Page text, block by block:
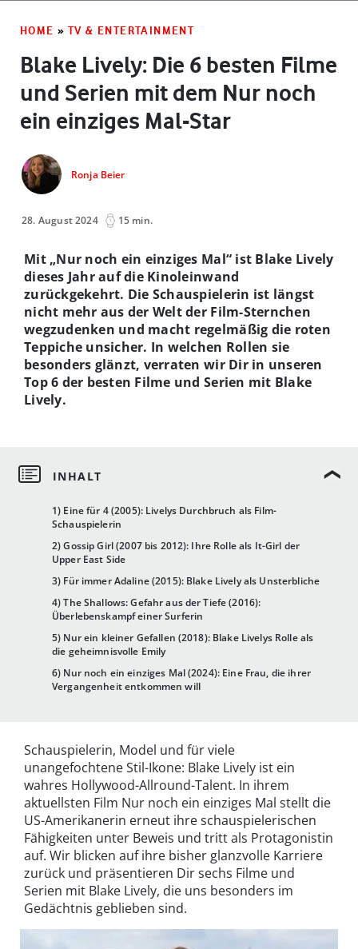
HOME » TV & ENTERTAINMENT
Blake Lively: Die 6 besten Filme
und Serien mit dem Nur noch
ein einziges Mal-Star
Ronja Beier
28. August 2024 15 min.
1) Eine für 4 (2005): Livelys Durchbruch als Film-
Schauspielerin
2) Gossip Girl (2007 bis 2012): Ihre Rolle als It-Girl der
Upper East Side
3) Für immer Adaline (2015): Blake Lively als Unsterbliche
4) The Shallows: Gefahr aus der Tiefe (2016):
Überlebenskampf einer Surferin
5) Nur ein kleiner Gefallen (2018): Blake Livelys Rolle als
die geheimnisvolle Emily
6) Nur noch ein einziges Mal (2024): Eine Frau, die ihrer
Vergangenheit entkommen will
Mit „Nur noch ein einziges Mal“ ist Blake Lively
dieses Jahr auf die Kinoleinwand
zurückgekehrt. Die Schauspielerin ist längst
nicht mehr aus der Welt der Film-Sternchen
wegzudenken und macht regelmäßig die roten
Teppiche unsicher. In welchen Rollen sie
besonders glänzt, verraten wir Dir in unseren
Top 6 der besten Filme und Serien mit Blake
Lively.
Schauspielerin, Model und für viele
unangefochtene Stil-Ikone: Blake Lively ist ein
wahres Hollywood-Allround-Talent. In ihrem
aktuellsten Film Nur noch ein einziges Mal stellt die
US-Amerikanerin erneut ihre schauspielerischen
Fähigkeiten unter Beweis und tritt als Protagonistin
auf. Wir blicken auf ihre bisher glanzvolle Karriere
zurück und präsentieren Dir sechs Filme und
Serien mit Blake Lively, die uns besonders im
Gedächtnis geblieben sind.